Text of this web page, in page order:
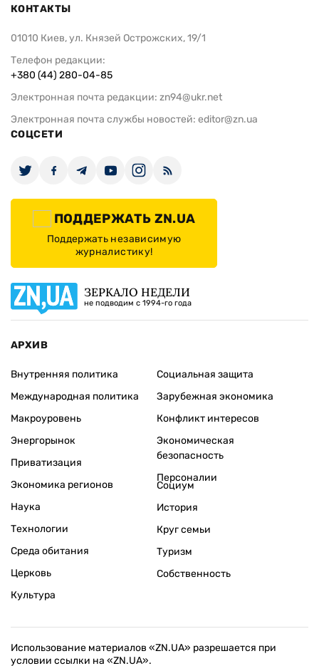
КОНТАКТЫ
01010 Киев, ул. Князей Острожских, 19/1
Телефон редакции:
+380 (44) 280-04-85
Электронная почта редакции: zn94@ukr.net
Электронная почта службы новостей: editor@zn.ua
СОЦСЕТИ
ПОДДЕРЖАТЬ ZN.UA
Поддержать независимую
журналистику!
ЗЕРКАЛО НЕДЕЛИ
не подводим с 1994-го года
АРХИВ
Внутренняя политика
Международная политика
Макроуровень
Энергорынок
Приватизация
Экономика регионов
Социальная защита
Зарубежная экономика
Конфликт интересов
Экономическая
безопасность
Персоналии
Наука
Технологии
Среда обитания
Церковь
Культура
Социум
История
Круг семьи
Туризм
Собственность
Использование материалов «ZN.UA» разрешается при
условии ссылки на «ZN.UA».